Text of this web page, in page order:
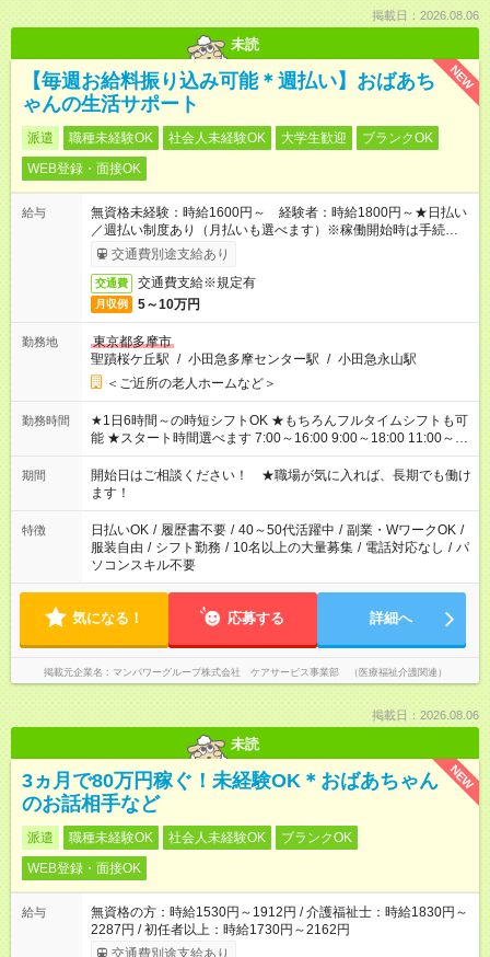
掲載日：2026.08.06
未読
NEW
【毎週お給料振り込み可能＊週払い】おばあち
ゃんの生活サポート
派遣 職種未経験OK 社会人未経験OK 大学生歓迎
ブランクOK
WEB登録・面接OK
給与
無資格未経験：時給1600円～ 経験者：時給1800円～★日払い
／週払い制度あり（月払いも選べます）※稼働開始時は手続き完
了次第のお支払いとなります。
交通費別途支給あり
交通費 交通費支給※規定有
月収例 5～10万円
勤務地
東京都多摩市
聖蹟桜ケ丘駅 / 小田急多摩センター駅 / 小田急永山駅
＜ご近所の老人ホームなど＞
勤務時間
★1日6時間～の時短シフトOK ★もちろんフルタイムシフトも可
能 ★スタート時間選べます 7:00～16:00 9:00～18:00 11:00～
20:00 など 残業なし！ ※Wワークの場合、他のお仕事と合わせ
週40時間超の就業はご案内できません ※法令に基づき、週20時
間以上勤務は社会保険への加入対象となります ※労働者派遣法
（日雇い派遣の原則禁止）により、短時間・短期間の就業はご
案内が難しい場合があります
期間
開始日はご相談ください！ ★職場が気に入れば、長期でも働け
ます！
特徴 日払いOK / 履歴書不要 / 40～50代活躍中 / 副業・WワークOK /
服装自由 / シフト勤務 / 10名以上の大量募集 / 電話対応なし / パ
ソコンスキル不要
気になる！ 応募する 詳細へ
掲載元企業名 マンパワーグループ株式会社 ケアサービス事業部 （医療福祉介護関連）
掲載日：2026.08.06
未読
NEW
3ヵ月で80万円稼ぐ！未経験OK＊おばあちゃん
のお話相手など
派遣 職種未経験OK 社会人未経験OK
ブランクOK
WEB登録・面接OK
給与
無資格の方：時給1530円～1912円 / 介護福祉士：時給1830円～
2287円 / 初任者以上：時給1730円～2162円
交通費別途支給あり